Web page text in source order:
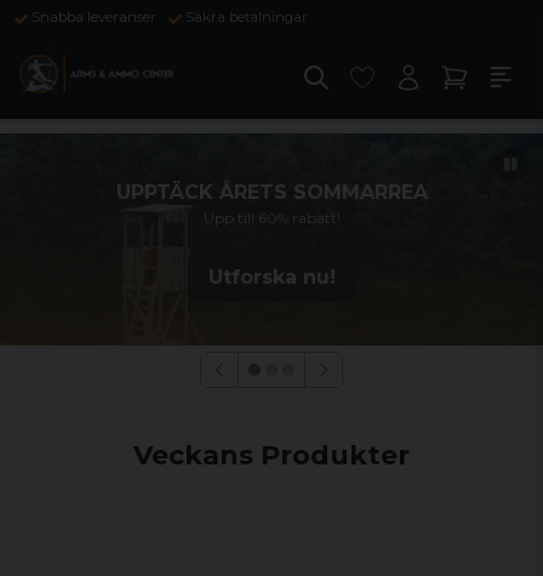
Snabba leveranser Säkra betalningar
UPPTÄCK ÅRETS SOMMARREA
Upp till 60% rabatt!
Utforska nu!
Veckans Produkter